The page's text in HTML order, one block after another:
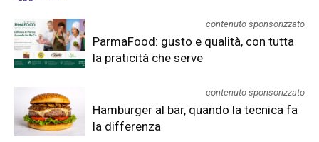
contenuto sponsorizzato
ParmaFood: gusto e qualità, con tutta
la praticità che serve
contenuto sponsorizzato
Hamburger al bar, quando la tecnica fa
la differenza